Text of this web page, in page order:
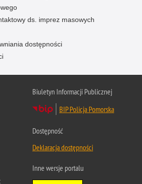
ds. imprez masowych
dostępności
Biuletyn Informacji Publicznej
BIP Policja Pomorska
Dostępność
Deklaracja dostępności
Inne wersje portalu